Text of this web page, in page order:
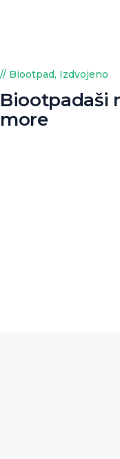
Biootpad, Izdvojeno
Biootpadaši
more